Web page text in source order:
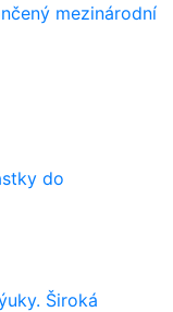
mezinárodní
do
Široká